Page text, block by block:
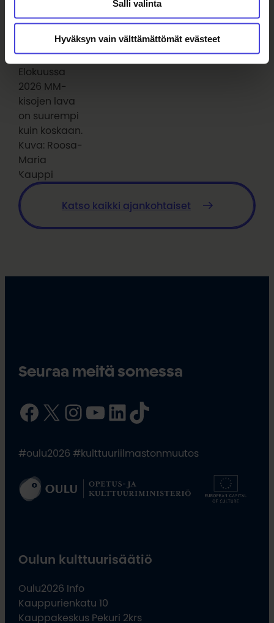
Salli valinta
Hyväksyn vain välttämättömät evästeet
tuomariston
vuonna.
Elokuussa
2026 MM-
kisojen lava
on suurempi
kuin koskaan.
Kuva: Roosa-
Maria
Kauppi
Katso kaikki ajankohtaiset
Seuraa meitä somessa
Facebook X InstagramYouTube LinkedIn TikTok
#oulu2026 #kulttuuriilmastonmuutos
Oulun kulttuurisäätiö
Oulu2026 Info
Kauppurienkatu 10
Kauppakeskus Pekuri 2krs